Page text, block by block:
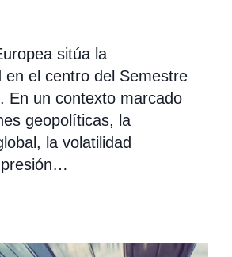
sitúa la
en el centro del Semestre
En un contexto marcado
geopolíticas, la
la volatilidad